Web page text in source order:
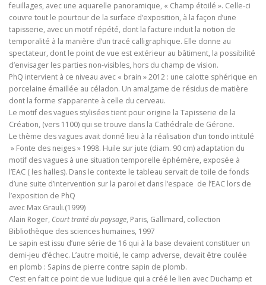
feuillages, avec une aquarelle panoramique, « Champ étoilé ». Celle-ci
couvre tout le pourtour de la surface d’exposition, à la façon d’une
tapisserie, avec un motif répété, dont la facture induit la notion de
temporalité à la manière d’un tracé calligraphique. Elle donne au
spectateur, dont le point de vue est extérieur au bâtiment, la possibilité
d’envisager les parties non-visibles, hors du champ de vision.
PhQ intervient à ce niveau avec « brain » 2012 : une calotte sphérique en
porcelaine émaillée au céladon. Un amalgame de résidus de matière
dont la forme s’apparente à celle du cerveau.
Le motif des vagues stylisées tient pour origine la Tapisserie de la
Création, (vers 1100) qui se trouve dans la Cathédrale de Gérone.
Le thème des vagues avait donné lieu à la réalisation d’un tondo intitulé
» Fonte des neiges » 1998. Huile sur jute (diam. 90 cm) adaptation du
motif des vagues à une situation temporelle éphémère, exposée à
l’EAC ( les halles). Dans le contexte le tableau servait de toile de fonds
d’une suite d’intervention sur la paroi et dans l‘espace de l’EAC lors de
l’exposition de PhQ
avec Max Grauli.(1999)
Alain Roger, Court traité du paysage, Paris, Gallimard, collection
Bibliothèque des sciences humaines, 1997
Le sapin est issu d’une série de 16 qui à la base devaient constituer un
demi-jeu d’échec. L’autre moitié, le camp adverse, devait être coulée
en plomb : Sapins de pierre contre sapin de plomb.
C’est en fait ce point de vue ludique qui a créé le lien avec Duchamp et